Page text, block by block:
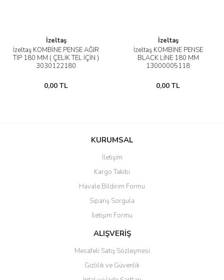
İzeltaş
İzeltaş KOMBİNE PENSE AĞIR
TİP 180 MM ( ÇELİK TEL İÇİN )
3030122180
0,00 TL
İzeltaş
İzeltaş KOMBİNE PENSE
BLACK LİNE 180 MM
13000005118
0,00 TL
KURUMSAL
İletişim
Kargo Takibi
Havale Bildirim Formu
Sipariş Sorgula
İletişim Formu
ALIŞVERİŞ
Mesafeli Satış Sözleşmesi
Gizlilik ve Güvenlik